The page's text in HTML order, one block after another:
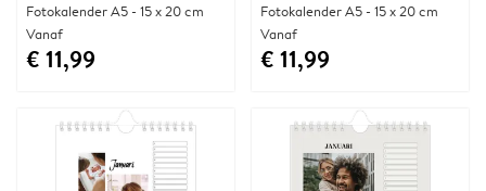
Fotokalender A5 - 15 x 20 cm
Vanaf
€ 11,99
Fotokalender A5 - 15 x 20 cm
Vanaf
€ 11,99